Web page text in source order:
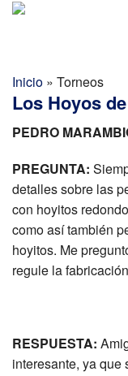
Noticias
Categorias
Inicio » Torneos
Los Hoyos
PEDRO
PREGUNTA:
detalles sobre las
con hoyitos
como así también
hoyitos. Me
regule la
RESPUESTA:
interesante, ya